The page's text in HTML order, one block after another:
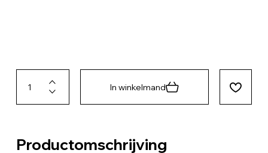
In winkelmand
Productomschrijving